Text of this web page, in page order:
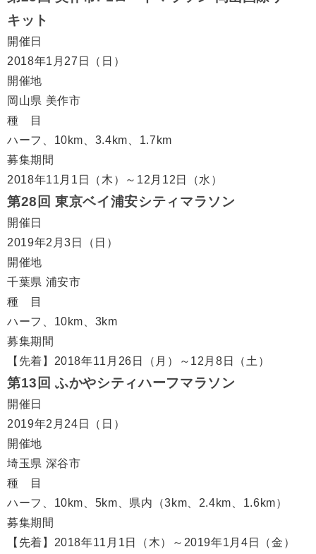
キット
開催日
2018年1月27日（日）
開催地
岡山県 美作市
種 目
ハーフ、10km、3.4km、1.7km
募集期間
2018年11月1日（木）～12月12日（水）
第28回 東京ベイ浦安シティマラソン
開催日
2019年2月3日（日）
開催地
千葉県 浦安市
種 目
ハーフ、10km、3km
募集期間
【先着】2018年11月26日（月）～12月8日（土）
第13回 ふかやシティハーフマラソン
開催日
2019年2月24日（日）
開催地
埼玉県 深谷市
種 目
ハーフ、10km、5km、県内（3km、2.4km、1.6km）
募集期間
【先着】2018年11月1日（木）～2019年1月4日（金）